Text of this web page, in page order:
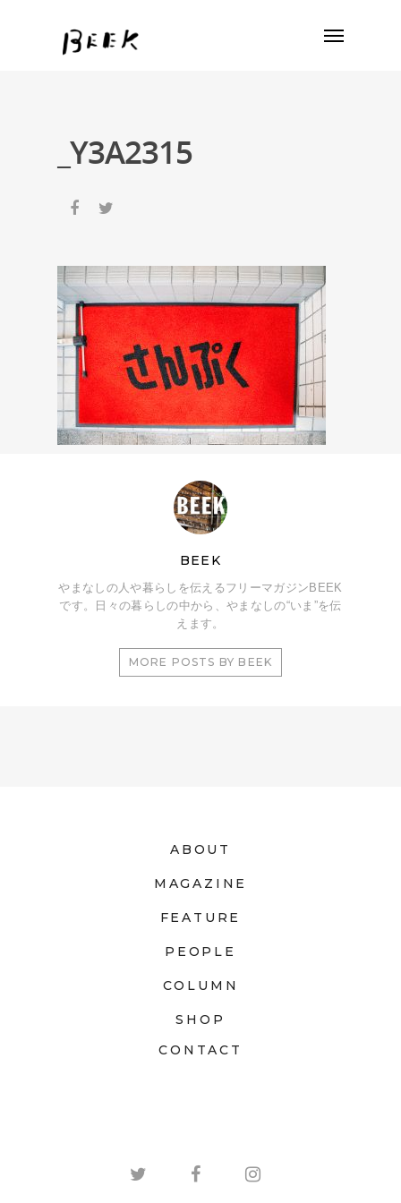
_Y3A2315
BEEK
やまなしの人や暮らしを伝えるフリーマガジンBEEK
です。日々の暮らしの中から、やまなしの“いま”を伝
えます。
MORE POSTS BY BEEK
ABOUT
MAGAZINE
FEATURE
PEOPLE
COLUMN
SHOP
CONTACT